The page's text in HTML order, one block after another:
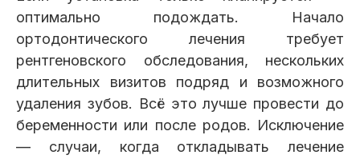
оптимально подождать. Начало
ортодонтического лечения требует
рентгеновского обследования, нескольких
длительных визитов подряд и возможного
удаления зубов. Всё это лучше провести до
беременности или после родов. Исключение
— случаи, когда откладывать лечение